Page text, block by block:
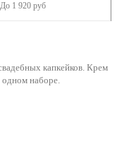
До 1 920 руб
капкейков. Крем
одном наборе.